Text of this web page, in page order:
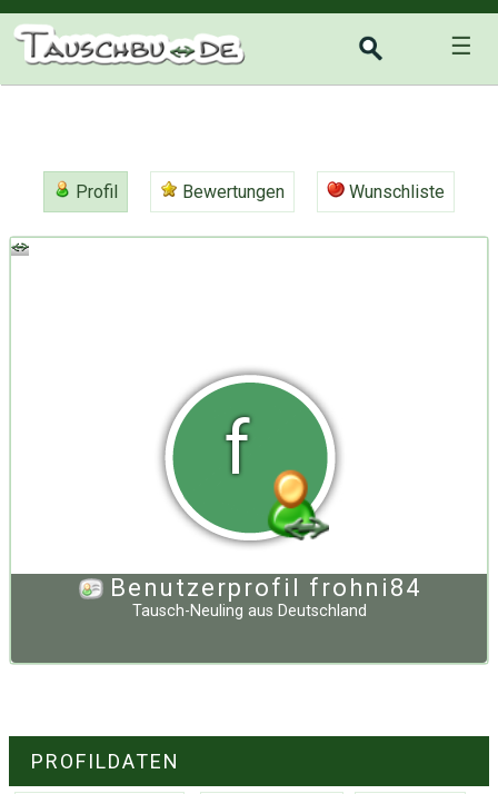
☰
Profil Bewertungen Wunschliste
f
Benutzerprofil frohni84
Tausch-Neuling aus Deutschland
PROFILDATEN